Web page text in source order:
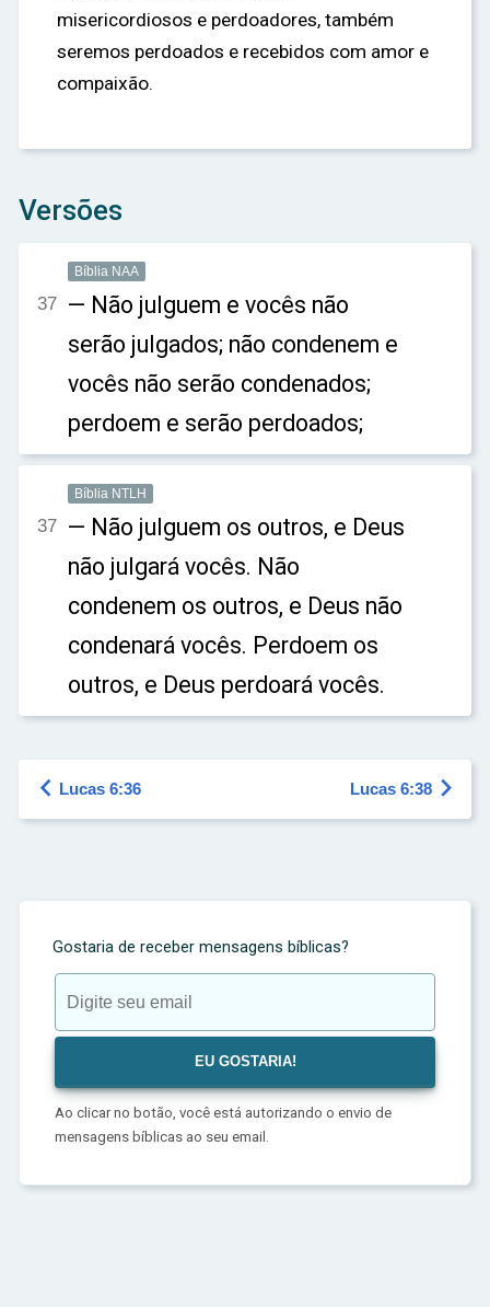
misericordiosos e perdoadores, também
seremos perdoados e recebidos com amor e
compaixão.
Versões
Bíblia NAA
37 — Não julguem e vocês não
serão julgados; não condenem e
vocês não serão condenados;
perdoem e serão perdoados;
Bíblia NTLH
37 — Não julguem os outros, e Deus
não julgará vocês. Não
condenem os outros, e Deus não
condenará vocês. Perdoem os
outros, e Deus perdoará vocês.
 Lucas 6:36 Lucas 6:38 
Gostaria de receber mensagens bíblicas?
Ao clicar no botão, você está autorizando o envio de
mensagens bíblicas ao seu email.